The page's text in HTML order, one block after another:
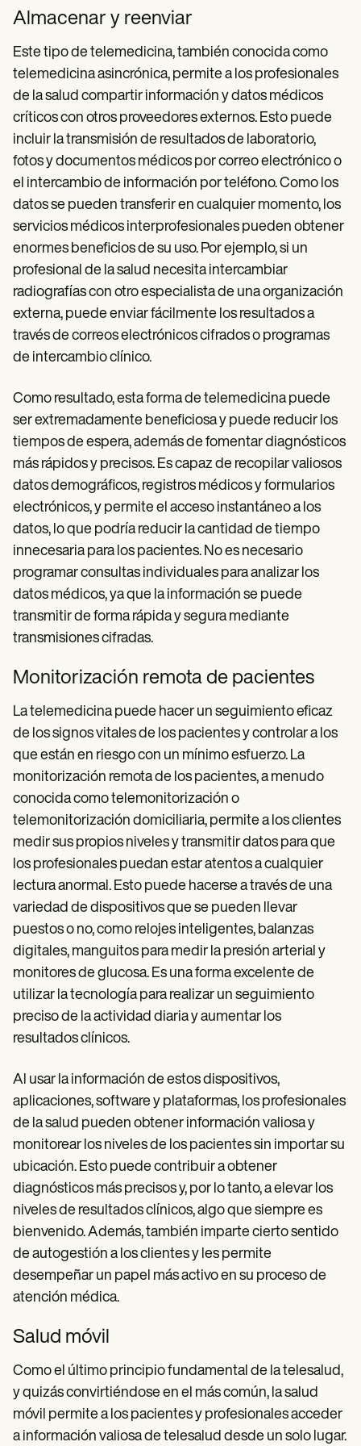
Almacenar y reenviar
Este tipo de telemedicina, también conocida como
telemedicina asincrónica, permite a los profesionales
de la salud compartir información y datos médicos
críticos con otros proveedores externos. Esto puede
incluir la transmisión de resultados de laboratorio,
fotos y documentos médicos por correo electrónico o
el intercambio de información por teléfono. Como los
datos se pueden transferir en cualquier momento, los
servicios médicos interprofesionales pueden obtener
enormes beneficios de su uso. Por ejemplo, si un
profesional de la salud necesita intercambiar
radiografías con otro especialista de una organización
externa, puede enviar fácilmente los resultados a
través de correos electrónicos cifrados o programas
de intercambio clínico.
Como resultado, esta forma de telemedicina puede
ser extremadamente beneficiosa y puede reducir los
tiempos de espera, además de fomentar diagnósticos
más rápidos y precisos. Es capaz de recopilar valiosos
datos demográficos, registros médicos y formularios
electrónicos, y permite el acceso instantáneo a los
datos, lo que podría reducir la cantidad de tiempo
innecesaria para los pacientes. No es necesario
programar consultas individuales para analizar los
datos médicos, ya que la información se puede
transmitir de forma rápida y segura mediante
transmisiones cifradas.
Monitorización remota de pacientes
La telemedicina puede hacer un seguimiento eficaz
de los signos vitales de los pacientes y controlar a los
que están en riesgo con un mínimo esfuerzo. La
monitorización remota de los pacientes, a menudo
conocida como telemonitorización o
telemonitorización domiciliaria, permite a los clientes
medir sus propios niveles y transmitir datos para que
los profesionales puedan estar atentos a cualquier
lectura anormal. Esto puede hacerse a través de una
variedad de dispositivos que se pueden llevar
puestos o no, como relojes inteligentes, balanzas
digitales, manguitos para medir la presión arterial y
monitores de glucosa. Es una forma excelente de
utilizar la tecnología para realizar un seguimiento
preciso de la actividad diaria y aumentar los
resultados clínicos.
Al usar la información de estos dispositivos,
aplicaciones, software y plataformas, los profesionales
de la salud pueden obtener información valiosa y
monitorear los niveles de los pacientes sin importar su
ubicación. Esto puede contribuir a obtener
diagnósticos más precisos y, por lo tanto, a elevar los
niveles de resultados clínicos, algo que siempre es
bienvenido. Además, también imparte cierto sentido
de autogestión a los clientes y les permite
desempeñar un papel más activo en su proceso de
atención médica.
Salud móvil
Como el último principio fundamental de la telesalud,
y quizás convirtiéndose en el más común, la salud
móvil permite a los pacientes y profesionales acceder
a información valiosa de telesalud desde un solo lugar.